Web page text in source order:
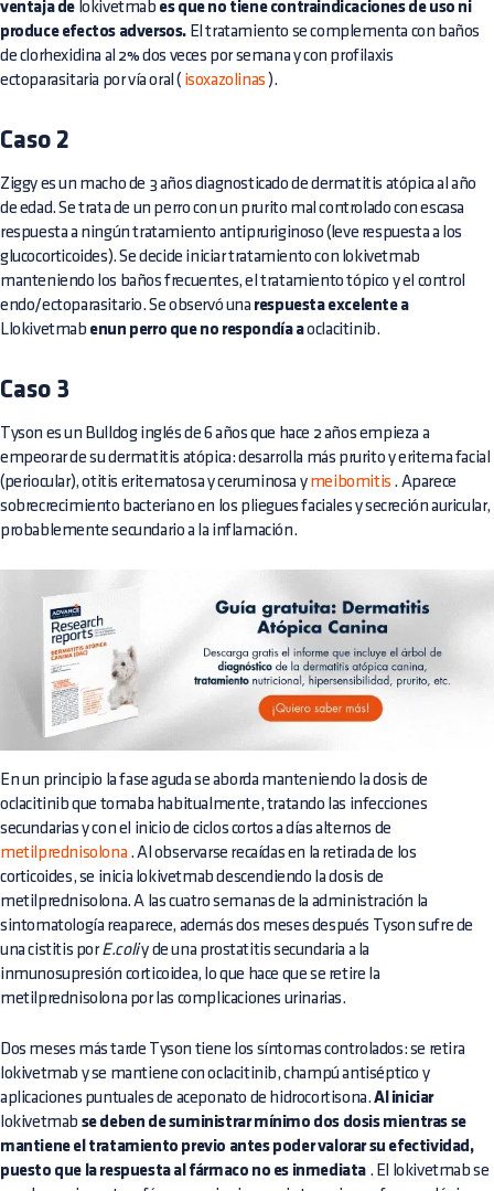
ventaja de lokivetmab es que no tiene contraindicaciones de uso ni
produce efectos adversos. El tratamiento se complementa con baños
de clorhexidina al 2% dos veces por semana y con profilaxis
ectoparasitaria por vía oral ( isoxazolinas ).
Caso 2
Ziggy es un macho de 3 años diagnosticado de dermatitis atópica al año
de edad. Se trata de un perro con un prurito mal controlado con escasa
respuesta a ningún tratamiento antipruriginoso (leve respuesta a los
glucocorticoides). Se decide iniciar tratamiento con lokivetmab
manteniendo los baños frecuentes, el tratamiento tópico y el control
endo/ectoparasitario. Se observó una respuesta excelente a
Llokivetmab enun perro que no respondía aoclacitinib.
Caso 3
Tyson es un Bulldog inglés de 6 años que hace 2 años empieza a
empeorar de su dermatitis atópica: desarrolla más prurito y eritema facial
(periocular), otitis eritematosa y ceruminosa y meibomitis . Aparece
sobrecrecimiento bacteriano en los pliegues faciales y secreción auricular,
probablemente secundario a la inflamación.
En un principio la fase aguda se aborda manteniendo la dosis de
oclacitinib que tomaba habitualmente, tratando las infecciones
secundarias y con el inicio de ciclos cortos a días alternos de
metilprednisolona . Al observarse recaídas en la retirada de los
corticoides, se inicia lokivetmab descendiendo la dosis de
metilprednisolona. A las cuatro semanas de la administración la
sintomatología reaparece, además dos meses después Tyson sufre de
una cistitis porE.coliy de una prostatitis secundaria a la
inmunosupresión corticoidea, lo que hace que se retire la
metilprednisolona por las complicaciones urinarias.
Dos meses más tarde Tyson tiene los síntomas controlados: se retira
lokivetmab y se mantiene con oclacitinib, champú antiséptico y
aplicaciones puntuales de aceponato de hidrocortisona.Al iniciar
lokivetmab se deben de suministrar mínimo dos dosis mientras se
mantiene el tratamiento previo antes poder valorar su efectividad,
puesto que la respuesta al fármaco no es inmediata . El lokivetmab se